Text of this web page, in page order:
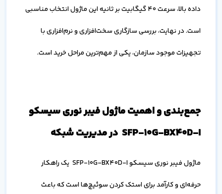
داده بالا، سرعت 40 گیگابیت بر ثانیه این ماژول انتخاب مناسبی
است. در نهایت، بررسی سازگاری سخت‌افزاری و نرم‌افزاری با
تجهیزات موجود سازمان، یکی از مهم‌ترین مراحل خرید است.
جمع‌بندی و اهمیت ماژول فیبر نوری سیسکو
SFP-10G-BX40D-I در مدیریت شبکه
ماژول فیبر نوری سیسکو SFP-10G-BX40D-I یک راهکار
حرفه‌ای و کارآمد برای استک کردن سوئیچ‌ها است که باعث